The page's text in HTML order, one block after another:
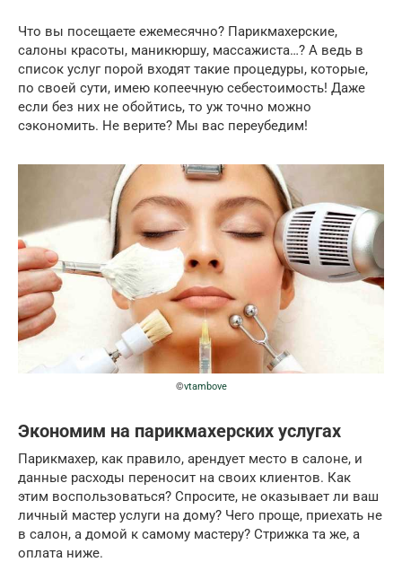
Что вы посещаете ежемесячно? Парикмахерские,
салоны красоты, маникюршу, массажиста…? А ведь в
список услуг порой входят такие процедуры, которые,
по своей сути, имею копеечную себестоимость! Даже
если без них не обойтись, то уж точно можно
сэкономить. Не верите? Мы вас переубедим!
©vtambove
Экономим на парикмахерских услугах
Парикмахер, как правило, арендует место в салоне, и
данные расходы переносит на своих клиентов. Как
этим воспользоваться? Спросите, не оказывает ли ваш
личный мастер услуги на дому? Чего проще, приехать не
в салон, а домой к самому мастеру? Стрижка та же, а
оплата ниже.